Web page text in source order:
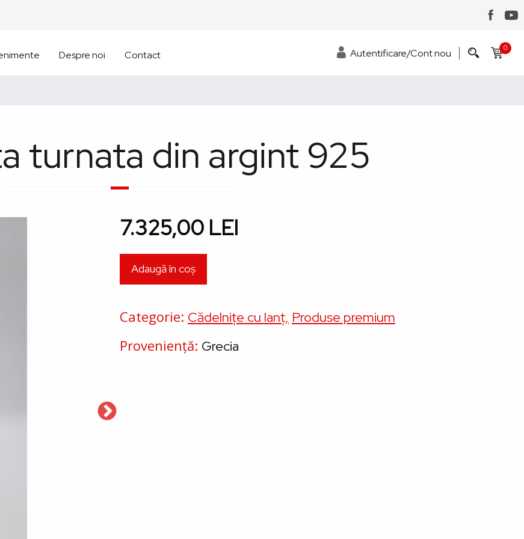
Despre noi Contact Autentificare/Cont nou 0
turnata din argint 925
7.325,00 LEI
Categorie Cădelnițe cu lanț Produse premium
Proveniență Grecia